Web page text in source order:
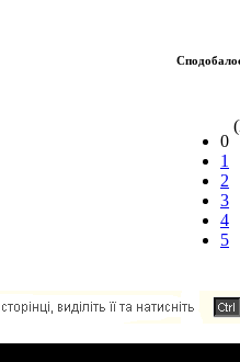
0
1
2
3
4
5